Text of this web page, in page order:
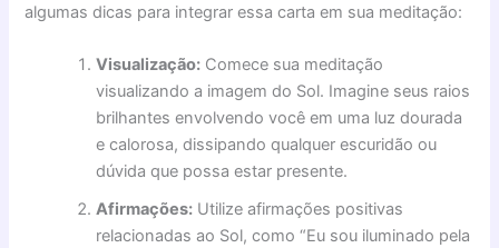
algumas dicas para integrar essa carta em sua meditação:
Visualização: Comece sua meditação
visualizando a imagem do Sol. Imagine seus raios
brilhantes envolvendo você em uma luz dourada
e calorosa, dissipando qualquer escuridão ou
dúvida que possa estar presente.
Afirmações: Utilize afirmações positivas
relacionadas ao Sol, como “Eu sou iluminado pela